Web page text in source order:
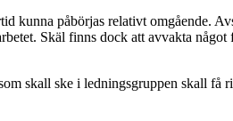
kunna påbörjas relativt omgående.
Skäl finns dock att avvakta något
skall ske i ledningsgruppen skall få